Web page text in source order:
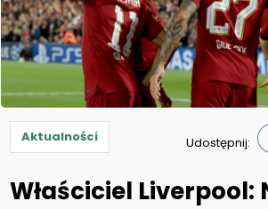
Aktualności Udostępnij:
Właściciel Liverpool: